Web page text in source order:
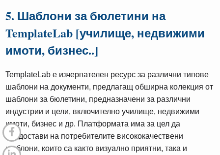
5. Шаблони за бюлетини на
TemplateLab [училище, недвижими
имоти, бизнес..]
TemplateLab е изчерпателен ресурс за различни типове
шаблони на документи, предлагащ обширна колекция от
шаблони за бюлетини, предназначени за различни
индустрии и цели, включително училище, недвижими
имоти, бизнес и др. Платформата има за цел да
предостави на потребителите висококачествени
шаблони, които са както визуално приятни, така и